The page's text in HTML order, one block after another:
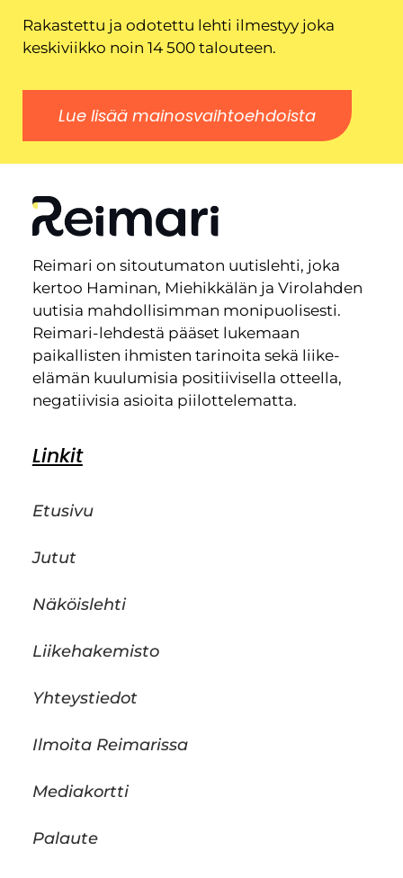
Rakastettu ja odotettu lehti ilmestyy joka
keskiviikko noin 14 500 talouteen.
Lue lisää mainosvaihtoehdoista
Reimari on sitoutumaton uutislehti, joka
kertoo Haminan, Miehikkälän ja Virolahden
uutisia mahdollisimman monipuolisesti.
Reimari-lehdestä pääset lukemaan
paikallisten ihmisten tarinoita sekä liike-
elämän kuulumisia positiivisella otteella,
negatiivisia asioita piilottelematta.
Linkit
Etusivu
Jutut
Näköislehti
Liikehakemisto
Yhteystiedot
Ilmoita Reimarissa
Mediakortti
Palaute